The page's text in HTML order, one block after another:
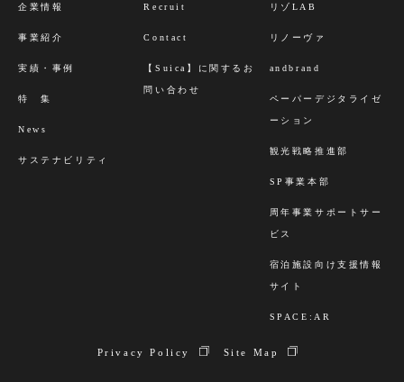
企業情報
事業紹介
実績・事例
特 集
News
サステナビリティ
Recruit
Contact
【Suica】に関するお
問い合わせ
リゾLAB
リノーヴァ
andbrand
ペーパーデジタライゼ
ーション
観光戦略推進部
SP事業本部
周年事業サポートサー
ビス
宿泊施設向け支援情報
サイト
SPACE:AR
Privacy Policy Site Map